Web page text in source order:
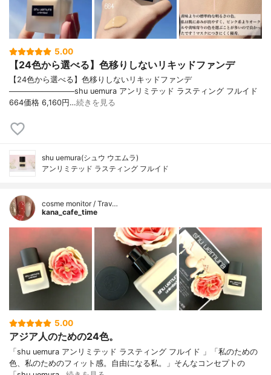
5.00
【24色から選べる】色移りしないリキッドファンデ
【24色から選べる】色移りしないリキッドファンデ
────────────shu uemura アンリミテッド ラスティング フルイド
664価格 6,160円…続きを見る
shu uemura(シュウ ウエムラ)
アンリミテッド ラスティング フルイド
cosme monitor / Trav…
kana_cafe_time
5.00
アジア人のための24色。
「shu uemura アンリミテッド ラスティング フルイド 」「私のための
色、私のためのフィット感。自由になる私。」そんなコンセプトの